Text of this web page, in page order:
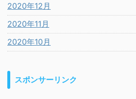
2020年12月
2020年11月
2020年10月
スポンサーリンク